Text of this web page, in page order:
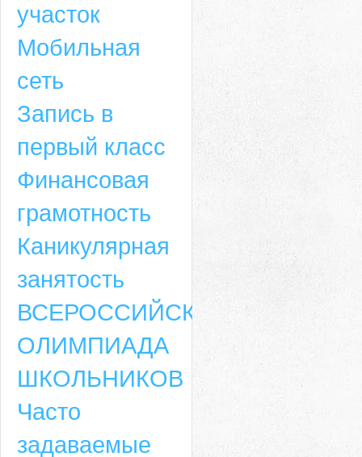
участок
Мобильная
сеть
Запись в
первый класс
Финансовая
грамотность
Каникулярная
занятость
ВСЕРОССИЙСКАЯ
ОЛИМПИАДА
ШКОЛЬНИКОВ
Часто
задаваемые